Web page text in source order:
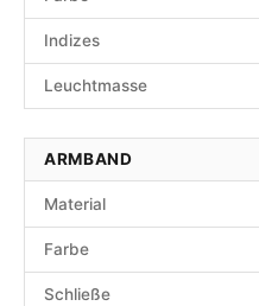
Indizes
Leuchtmasse
ARMBAND
Material
Farbe
Schließe